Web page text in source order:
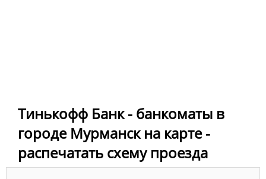
Тинькофф Банк - банкоматы в
городе Мурманск на карте -
распечатать схему проезда